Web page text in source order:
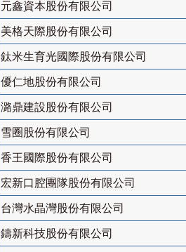
元鑫資本股份有限公司
美格天際股份有限公司
鈦米生育光國際股份有限公司
優仁地股份有限公司
潞鼎建設股份有限公司
雪圈股份有限公司
香王國際股份有限公司
宏新口腔團隊股份有限公司
台灣水晶灣股份有限公司
鑄新科技股份有限公司